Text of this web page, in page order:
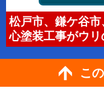
松戸市、鎌ケ谷
心塗装工事がウ
こ